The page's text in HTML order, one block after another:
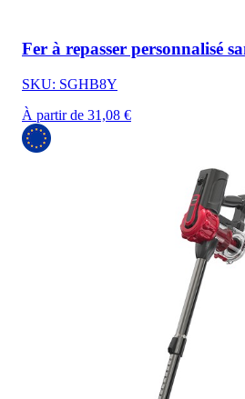
Fer à repasser personnalisé
SKU: SGHB8Y
À partir de 31,08 €